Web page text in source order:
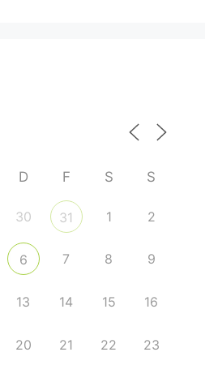
D F S S
30 31 1 2
6 7 8 9
13 14 15 16
20 21 22 23